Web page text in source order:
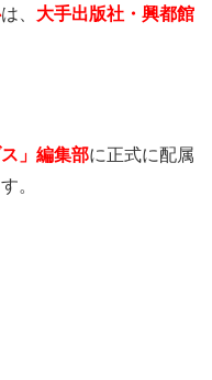
は、 大手出版社・興都館
」編集部に正式に配属
。